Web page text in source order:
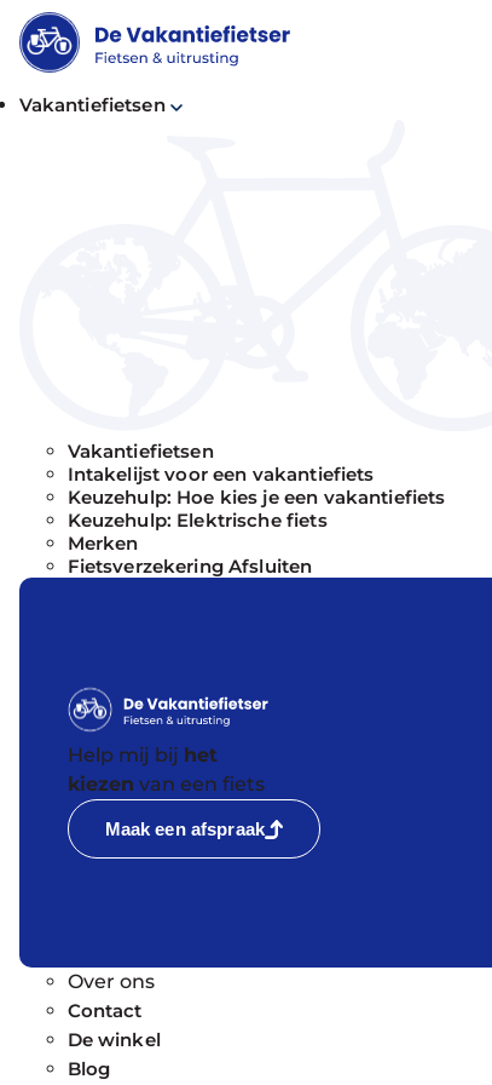
Vakantiefietsen
Vakantiefietsen
Intakelijst voor een vakantiefiets
Keuzehulp: Hoe kies je een vakantiefiets
Keuzehulp: Elektrische fiets
Merken
Fietsverzekering Afsluiten
Help mij bij het
kiezen van een fiets
Maak een afspraak
Over ons
Contact
De winkel
Blog